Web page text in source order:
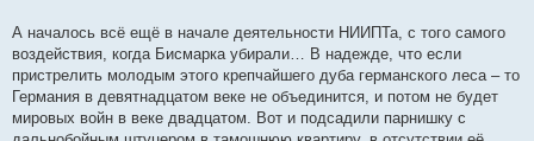
А началось всё ещё в начале деятельности НИИПТа, с того самого
воздействия, когда Бисмарка убирали… В надежде, что если
пристрелить молодым этого крепчайшего дуба германского леса – то
Германия в девятнадцатом веке не объединится, и потом не будет
мировых войн в веке двадцатом. Вот и подсадили парнишку с